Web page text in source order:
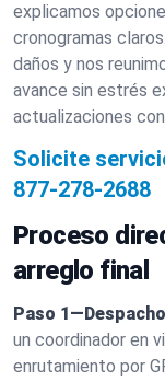
explicamos
cronogramas
daños y nos
avance sin estrés
actualizaciones
Solicite
877-278-2688
Proceso
arreglo final
Paso
un coordinador en
enrutamiento por